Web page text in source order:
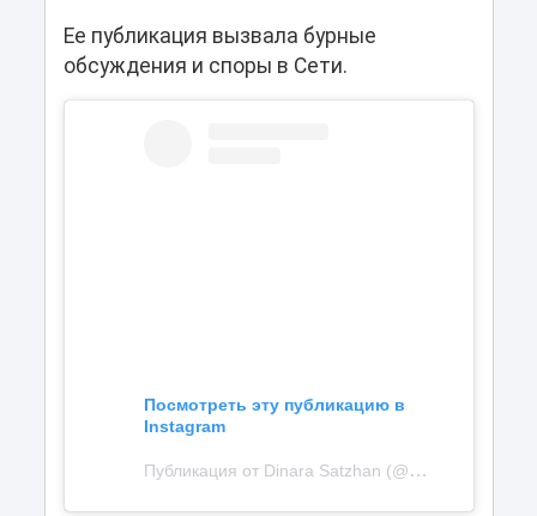
Ее публикация вызвала бурные
обсуждения и споры в Сети.
Посмотреть эту публикацию в
Instagram
Публикация от Dinara Satzhan (@dinarasatzhan)